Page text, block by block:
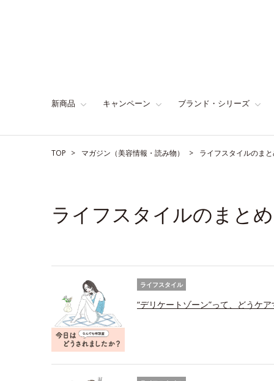
新商品 キャンペーン ブランド・シリーズ
TOP マガジン（美容情報・読み物） ライフスタイルのま
ライフスタイルのまとめ
ライフスタイル
“デリケートゾーン”って、どうケ